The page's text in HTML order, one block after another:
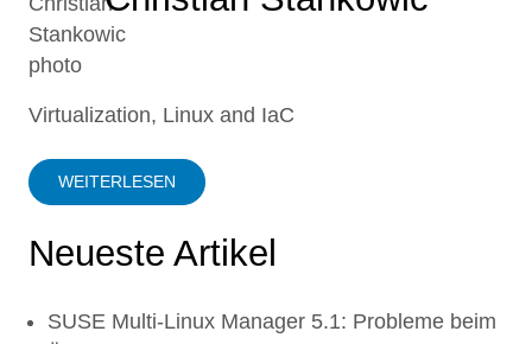
Virtualization, Linux and IaC
WEITERLESEN
Neueste Artikel
SUSE Multi-Linux Manager 5.1: Probleme beim